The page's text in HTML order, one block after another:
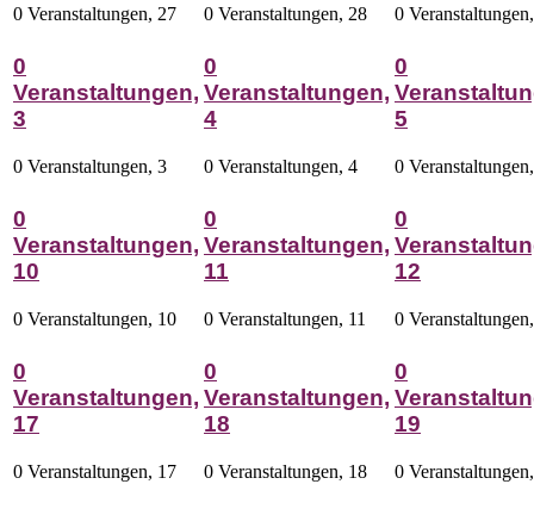
0 Veranstaltungen, 27 0 Veranstaltungen, 28 0
0
Veranstaltungen,
3
0 Veranstaltungen, 3
0
Veranstaltungen,
4
0 Veranstaltungen, 4
0
5
0
0
Veranstaltungen,
10
0 Veranstaltungen, 10
0
Veranstaltungen,
11
0 Veranstaltungen, 11
0
12
0
0
Veranstaltungen,
17
0 Veranstaltungen, 17
0
Veranstaltungen,
18
0 Veranstaltungen, 18
0
19
0